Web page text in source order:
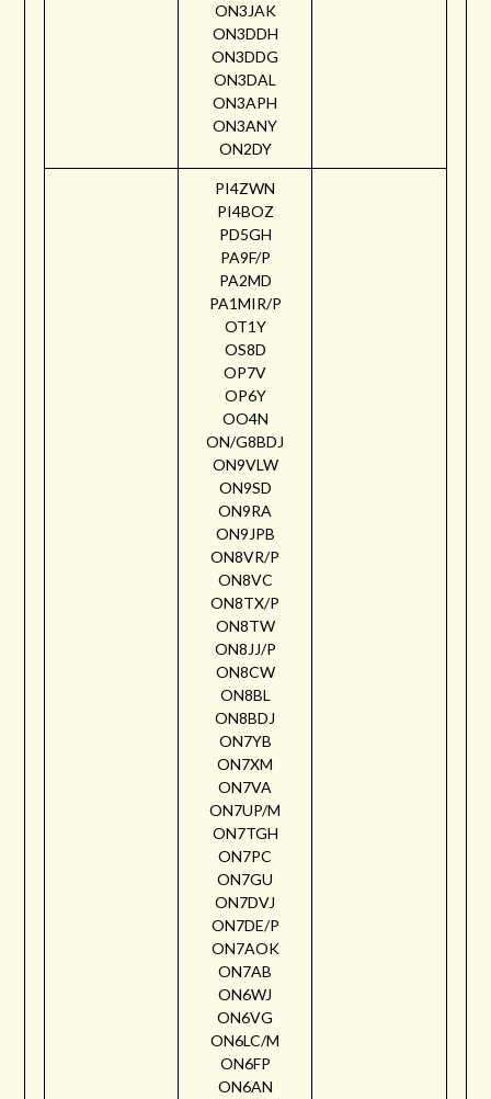
ON3JAK
ON3DDH
ON3DDG
ON3DAL
ON3APH
ON3ANY
ON2DY
PI4ZWN
PI4BOZ
PD5GH
PA9F/P
PA2MD
PA1MIR/P
OT1Y
OS8D
OP7V
OP6Y
OO4N
ON/G8BDJ
ON9VLW
ON9SD
ON9RA
ON9JPB
ON8VR/P
ON8VC
ON8TX/P
ON8TW
ON8JJ/P
ON8CW
ON8BL
ON8BDJ
ON7YB
ON7XM
ON7VA
ON7UP/M
ON7TGH
ON7PC
ON7GU
ON7DVJ
ON7DE/P
ON7AOK
ON7AB
ON6WJ
ON6VG
ON6LC/M
ON6FP
ON6AN